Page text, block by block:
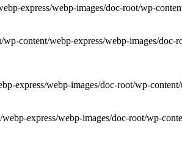
express/webp-images/doc-root/wp-
content/webp-express/webp-images/doc-
webp-images/doc-root/wp-
express/webp-images/doc-root/wp-